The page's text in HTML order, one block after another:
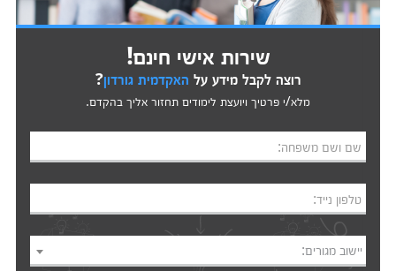
שירות אישי חינם!
רוצה לקבל מידע על האקדמית גורדון?
מלא/י פרטיך ויועצת לימודים תחזור אליך בהקדם.
שם ושם משפחה:
טלפון נייד:
יישוב מגורים: